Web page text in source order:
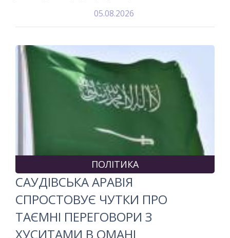
05.08.2026
ПОЛІТИКА
САУДІВСЬКА АРАВІЯ
СПРОСТОВУЄ ЧУТКИ ПРО
ТАЄМНІ ПЕРЕГОВОРИ З
ХУСИТАМИ В ОМАНІ